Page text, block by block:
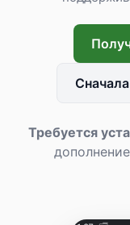
Требуется